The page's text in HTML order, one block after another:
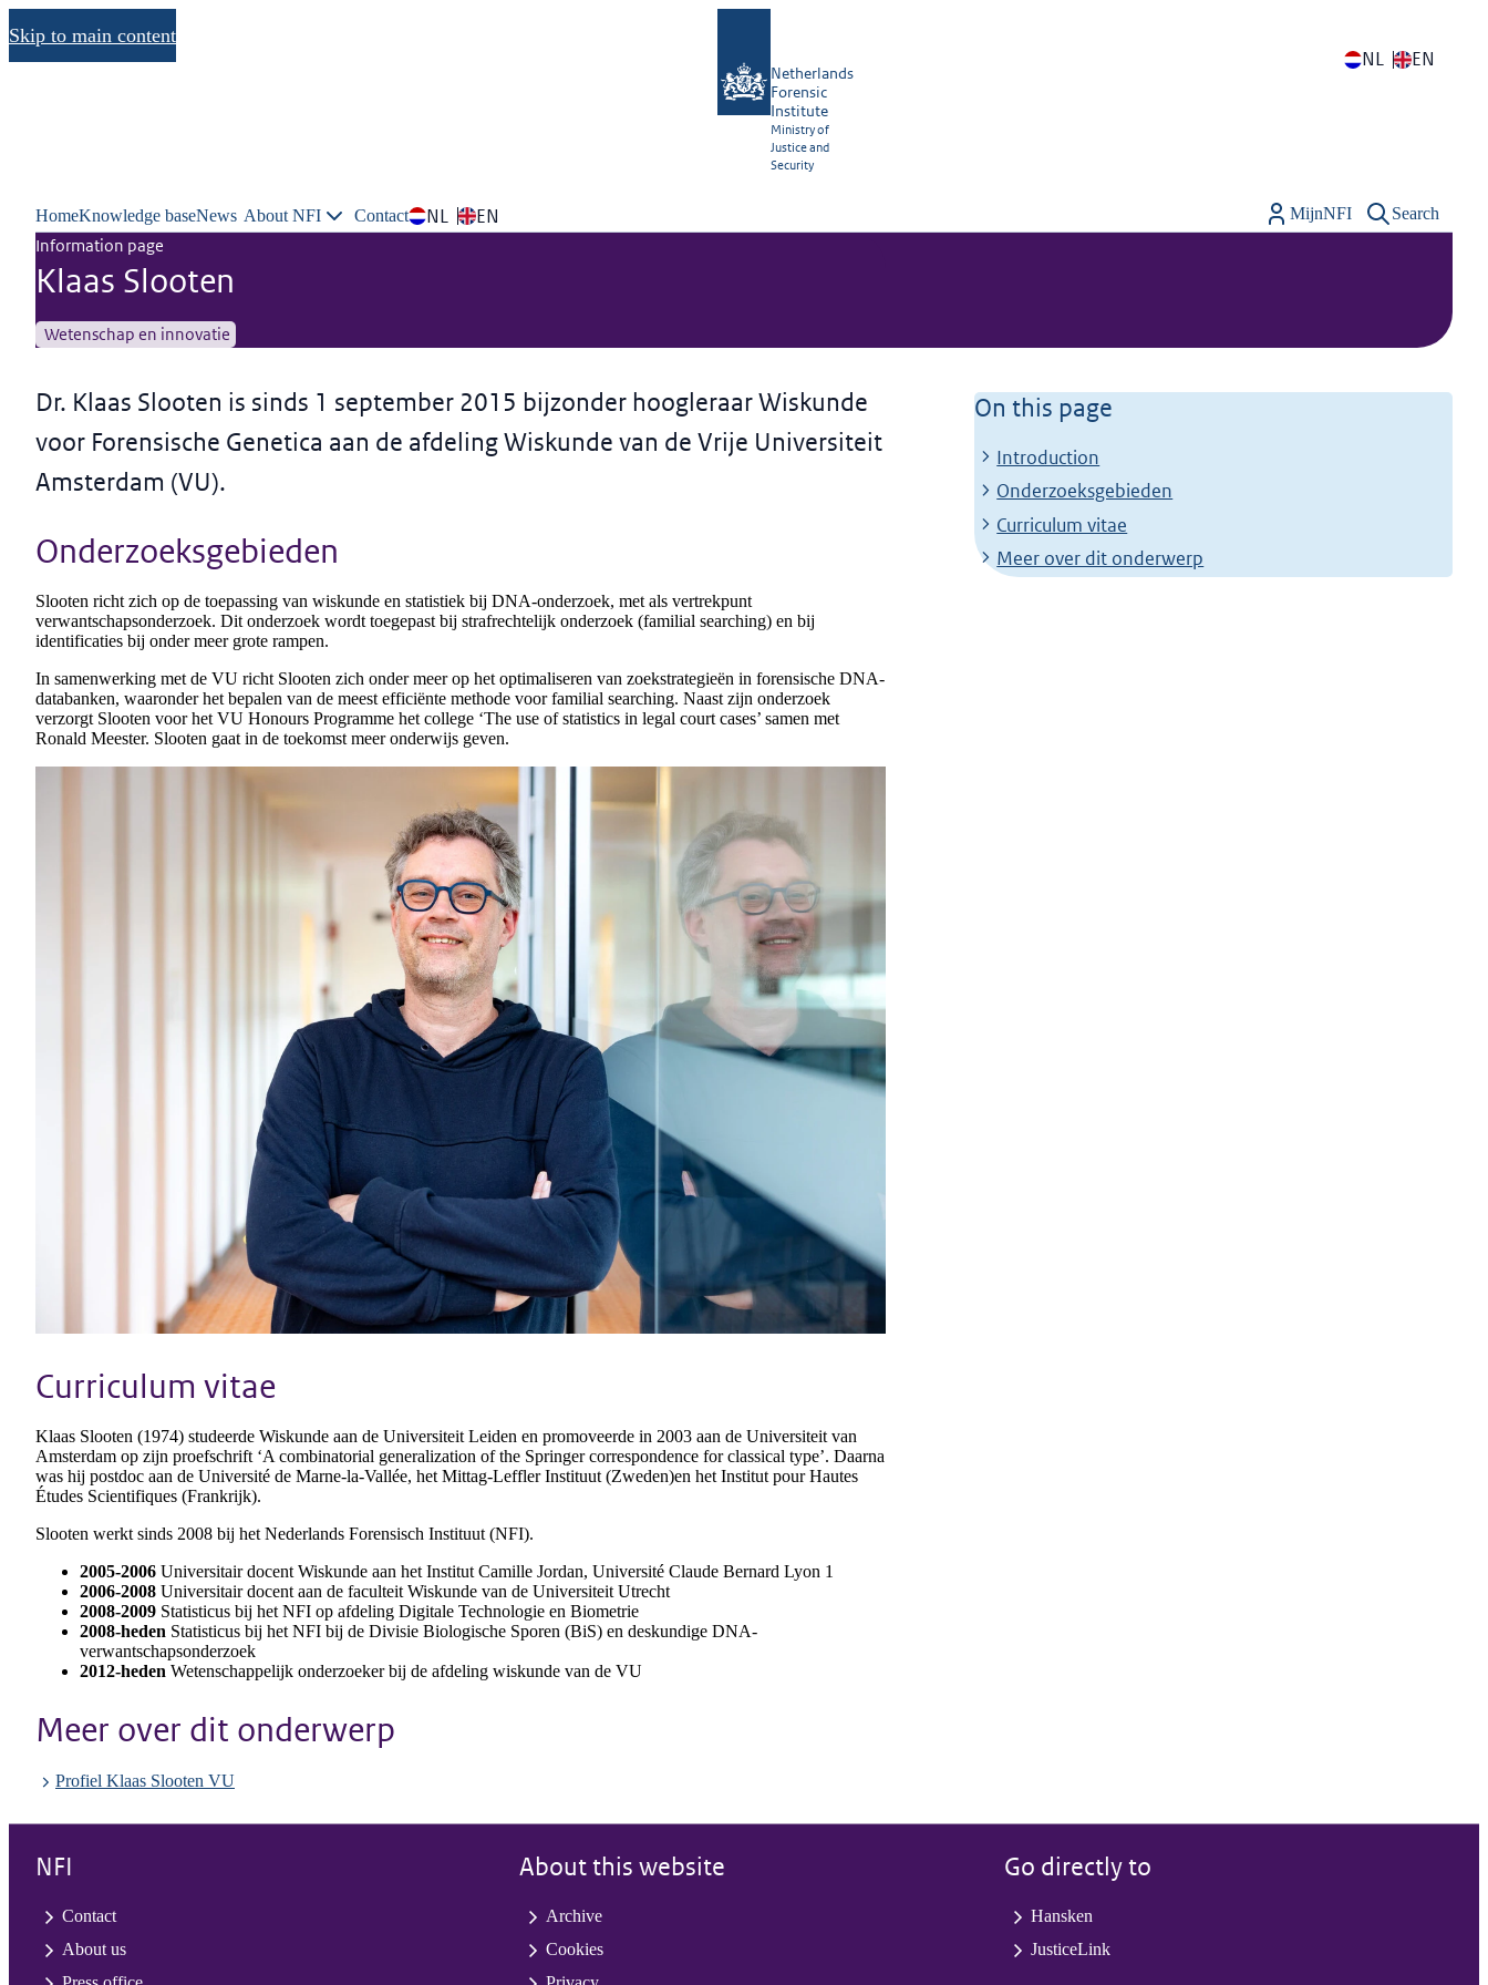
Skip to main content
NL EN
Netherlands
Forensic
Institute
Ministry of
Justice and
Security
HomeKnowledge baseNews About NFI Contact NL EN MijnNFI Search
Klaas Slooten
Information page
Wetenschap en innovatie
On this page
Introduction
Onderzoeksgebieden
Curriculum vitae
Meer over dit onderwerp
Dr. Klaas Slooten is sinds 1 september 2015 bijzonder hoogleraar Wiskunde
voor Forensische Genetica aan de afdeling Wiskunde van de Vrije Universiteit
Amsterdam (VU).
Onderzoeksgebieden
Slooten richt zich op de toepassing van wiskunde en statistiek bij DNA-onderzoek, met als vertrekpunt
verwantschapsonderzoek. Dit onderzoek wordt toegepast bij strafrechtelijk onderzoek (familial searching) en bij
identificaties bij onder meer grote rampen.
In samenwerking met de VU richt Slooten zich onder meer op het optimaliseren van zoekstrategieën in forensische DNA-
databanken, waaronder het bepalen van de meest efficiënte methode voor familial searching. Naast zijn onderzoek
verzorgt Slooten voor het VU Honours Programme het college ‘The use of statistics in legal court cases’ samen met
Ronald Meester. Slooten gaat in de toekomst meer onderwijs geven.
Curriculum vitae
Klaas Slooten (1974) studeerde Wiskunde aan de Universiteit Leiden en promoveerde in 2003 aan de Universiteit van
Amsterdam op zijn proefschrift ‘A combinatorial generalization of the Springer correspondence for classical type’. Daarna
was hij postdoc aan de Université de Marne-la-Vallée, het Mittag-Leffler Instituut (Zweden)en het Institut pour Hautes
Études Scientifiques (Frankrijk).
Slooten werkt sinds 2008 bij het Nederlands Forensisch Instituut (NFI).
2005-2006 Universitair docent Wiskunde aan het Institut Camille Jordan, Université Claude Bernard Lyon 1
2006-2008 Universitair docent aan de faculteit Wiskunde van de Universiteit Utrecht
2008-2009 Statisticus bij het NFI op afdeling Digitale Technologie en Biometrie
2008-heden Statisticus bij het NFI bij de Divisie Biologische Sporen (BiS) en deskundige DNA-
verwantschapsonderzoek
2012-heden Wetenschappelijk onderzoeker bij de afdeling wiskunde van de VU
Meer over dit onderwerp
Profiel Klaas Slooten VU
NFI
Contact
About us
About this website
Archive
Cookies
Go directly to
Hansken
JusticeLink